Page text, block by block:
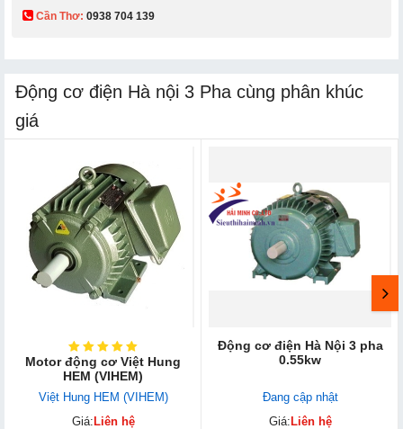
Cần Thơ: 0938 704 139​
Động cơ điện Hà nội 3 Pha cùng phân khúc
giá
Motor động cơ Việt Hung
HEM (VIHEM)
Việt Hung HEM (VIHEM)
Giá:Liên hệ
Động cơ điện Hà Nội 3 pha
0.55kw
Đang cập nhật
Giá:Liên hệ